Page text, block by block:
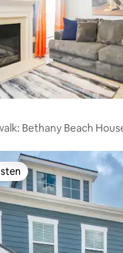
Bethany Beach